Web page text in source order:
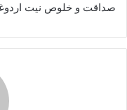
صداقت و خلوص نيت